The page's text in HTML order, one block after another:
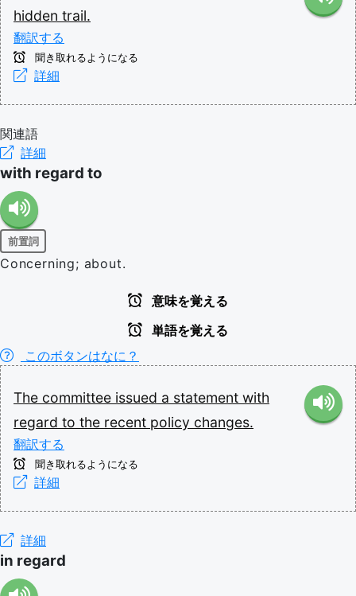
hidden trail.
翻訳する
聞き取れるようになる
詳細
関連語
詳細
with regard to
前置詞
Concerning; about.
意味を覚える
単語を覚える
このボタンはなに？
The committee issued a statement with
regard to the recent policy changes.
翻訳する
聞き取れるようになる
詳細
詳細
in regard